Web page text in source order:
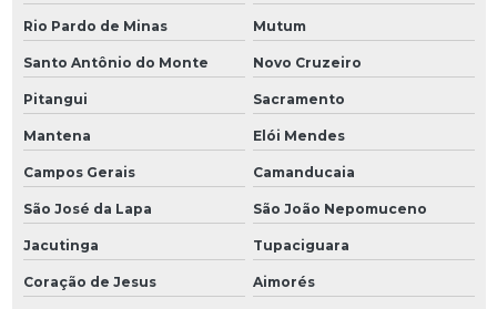
Rio Pardo de Minas Mutum
Santo Antônio do Monte Novo Cruzeiro
Pitangui Sacramento
Mantena Elói Mendes
Campos Gerais Camanducaia
São José da Lapa São João Nepomuceno
Jacutinga Tupaciguara
Coração de Jesus Aimorés